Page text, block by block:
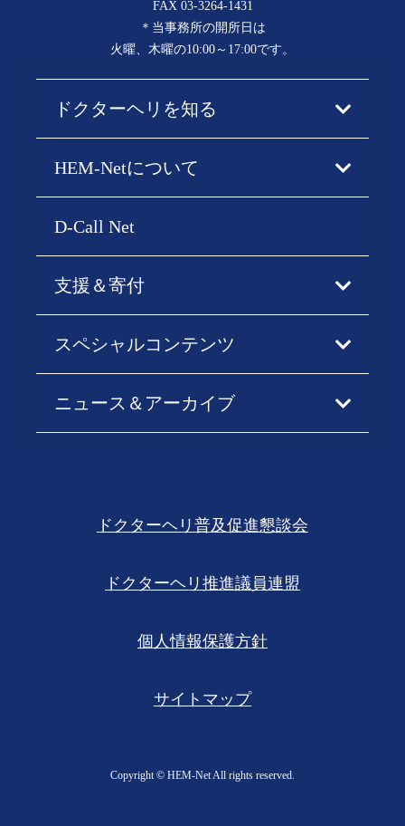
FAX 03-3264-1431
＊当事務所の開所日は
火曜、木曜の10:00～17:00です。
ドクターヘリを知る
HEM-Netについて
D-Call Net
支援＆寄付
スペシャルコンテンツ
ニュース＆アーカイブ
ドクターヘリ普及促進懇談会
ドクターヘリ推進議員連盟
個人情報保護方針
サイトマップ
Copyright ©︎ HEM-Net All rights reserved.